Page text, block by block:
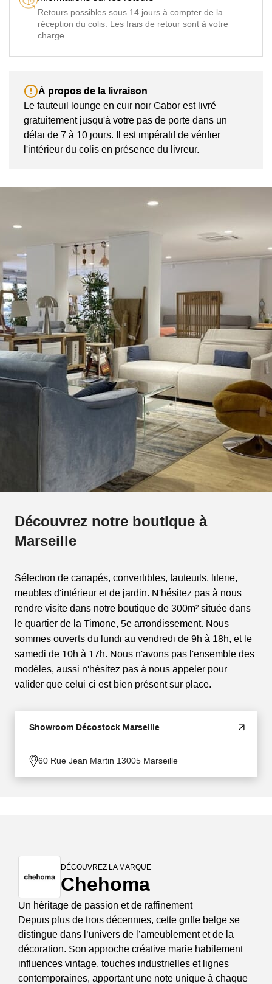
Retours possibles sous 14 jours à compter de la
réception du colis. Les frais de retour sont à votre
charge.
À propos de la livraison
Le fauteuil lounge en cuir noir Gabor est livré
gratuitement jusqu'à votre pas de porte dans un
délai de 7 à 10 jours. Il est impératif de vérifier
l'intérieur du colis en présence du livreur.
Découvrez notre boutique à
Marseille
Sélection de canapés, convertibles, fauteuils, literie,
meubles d'intérieur et de jardin. N'hésitez pas à nous
rendre visite dans notre boutique de 300m² située dans
le quartier de la Timone, 5e arrondissement. Nous
sommes ouverts du lundi au vendredi de 9h à 18h, et le
samedi de 10h à 17h. Nous n'avons pas l'ensemble des
modèles, aussi n'hésitez pas à nous appeler pour
valider que celui-ci est bien présent sur place.
Showroom Décostock Marseille
60 Rue Jean Martin 13005 Marseille
DÉCOUVREZ LA MARQUE
Chehoma
Un héritage de passion et de raffinement
Depuis plus de trois décennies, cette griffe belge se
distingue dans l’univers de l’ameublement et de la
décoration. Son approche créative marie habilement
influences vintage, touches industrielles et lignes
contemporaines, apportant une note unique à chaque